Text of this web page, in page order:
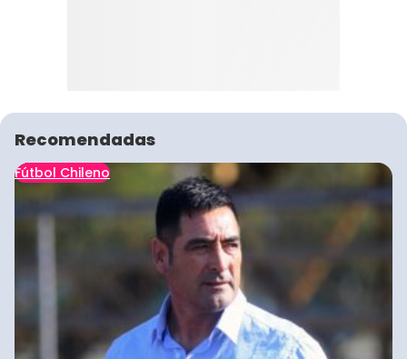
Recomendadas
Fútbol Chileno